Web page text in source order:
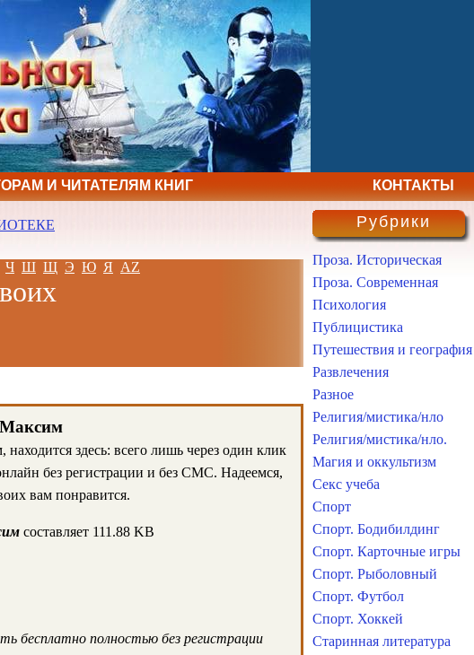
И ЧИТАТЕЛЯМ КНИГ КОНТАКТЫ
Ч Ш Щ Э Ю Я AZ
Максим
здесь: всего лишь через один клик
без регистрации и без СМС. Надеемся,
вам понравится.
составляет 111.88 KB
бесплатно полностью без регистрации
Рубрики
Проза. Историческая
Проза. Современная
Психология
Публицистика
Путешествия и география
Развлечения
Разное
Религия/мистика/нло
Религия/мистика/нло.
Магия и оккультизм
Секс учеба
Спорт
Спорт. Бодибилдинг
Спорт. Карточные игры
Спорт. Рыболовный
Спорт. Футбол
Спорт. Хоккей
Старинная литература